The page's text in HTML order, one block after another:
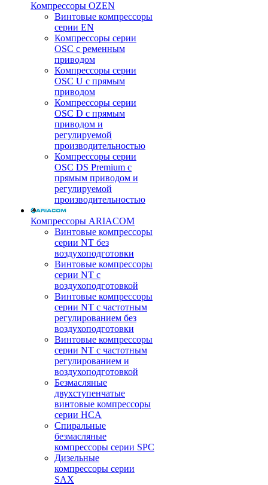
Компрессоры OZEN
Винтовые компрессоры
серии EN
Компрессоры серии
OSC с ременным
приводом
Компрессоры серии
OSC U с прямым
приводом
Компрессоры серии
OSC D с прямым
приводом и
регулируемой
производительностью
Компрессоры серии
OSC DS Premium с
прямым приводом и
регулируемой
производительностью
Компрессоры ARIACOM
Винтовые компрессоры
серии NT без
воздухоподготовки
Винтовые компрессоры
серии NT c
воздухоподготовкой
Винтовые компрессоры
серии NT с частотным
регулированием без
воздухоподготовки
Винтовые компрессоры
серии NT с частотным
регулированием и
воздухоподготовкой
Безмасляные
двухступенчатые
винтовые компрессоры
серии HCA
Спиральные
безмасляные
компрессоры серии SPC
Дизельные
компрессоры серии
SAX